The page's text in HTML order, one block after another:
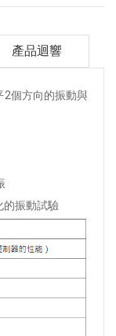
產品迴響
2個方向的振動與
的振動試驗